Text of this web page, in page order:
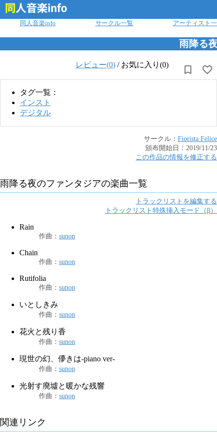
同人音楽info サークル一覧 アーティスト
雨降る
レビュー(0) / お気に入り(0)
タグ一覧：
インスト
デジタル
サークル： Fiorista Felice
頒布開始日： 2019/11/23
この作品の情報を修正する
雨降る夜のファンタジアの楽曲一覧
トラックリストを編集する
トラックリスト特殊挿入モード（β）
Rain
作曲 ： sunon
Chain
作曲 ： sunon
Rutifolia
作曲 ： sunon
いとしきみ
作曲 ： sunon
花火と残り香
作曲 ： sunon
現世の幻、儚きは-piano ver-
作曲 ： sunon
光射す廃墟と暖かな残響
作曲 ： sunon
関連リンク